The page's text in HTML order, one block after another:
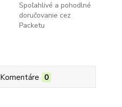
Spoľahlivé a pohodlné
doručovanie cez
Packetu
Komentáre 0